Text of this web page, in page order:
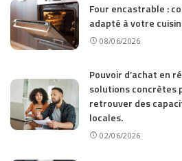
Four encastrable :
adapté à votre
08/06/2026
Pouvoir d’achat en
solutions concrètes
retrouver des
locales.
02/06/2026